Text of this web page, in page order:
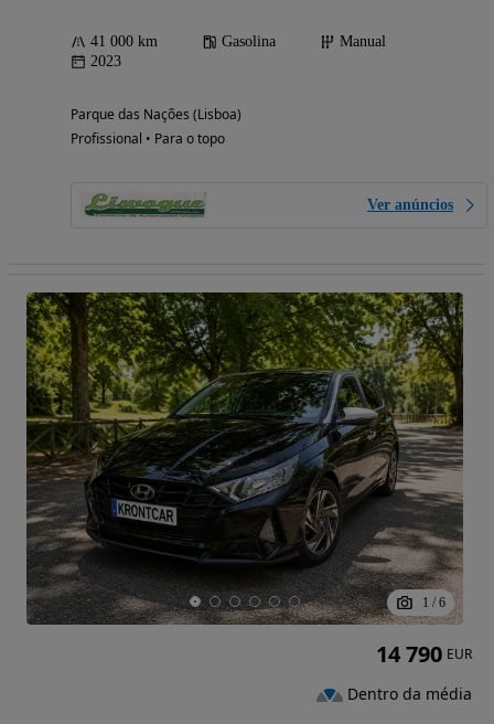
41 000 km Gasolina
Manual
2023
Parque das Nações (Lisboa)
Profissional • Para o topo
Ver anúncios
1 / 6
14 790 EUR
Dentro da média